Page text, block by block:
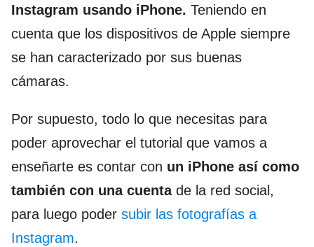
Instagram usando iPhone. Teniendo en
cuenta que los dispositivos de Apple siempre
se han caracterizado por sus buenas
cámaras.
Por supuesto, todo lo que necesitas para
poder aprovechar el tutorial que vamos a
enseñarte es contar con un iPhone así como
también con una cuentade la red social,
para luego poder subir las fotografías a
Instagram.